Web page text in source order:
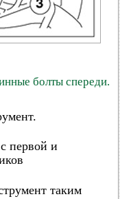
болты спереди.
первой и
таким